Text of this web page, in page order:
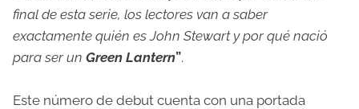
final de esta serie, los lectores van a saber
exactamente quién es John Stewart y por qué nació
para ser un Green Lantern”.
Este número de debut cuenta con una portada